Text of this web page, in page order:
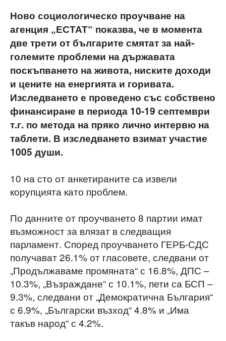
Ново социологическо проучване на
агенция „ЕСТАТ“ показва, че в момента
две трети от българите смятат за най-
големите проблеми на държавата
поскъпването на живота, ниските доходи
и цените на енергията и горивата.
Изследването е проведено със собствено
финансиране в периода 10-19 септември
т.г. по метода на пряко лично интервю на
таблети. В изследването взимат участие
1005 души.
10 на сто от анкетираните са извели
корупцията като проблем.
По данните от проучването 8 партии имат
възможност за влязат в следващия
парламент. Според проучването ГЕРБ-СДС
получават 26.1% от гласовете, следвани от
„Продължаваме промяната“ с 16.8%, ДПС –
10.3%, „Възраждане“ с 10.1%, пети са БСП –
9.3%, следвани от „Демократична България“
с 6.9%, „Български възход“ 4.8% и „Има
такъв народ“ с 4.2%.